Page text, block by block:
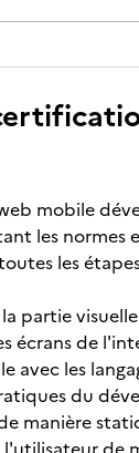
mobile
les
les
partie
écrans de
avec les
du
manière